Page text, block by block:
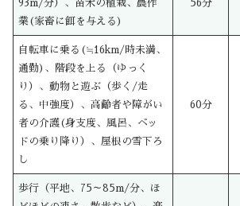
93m/分）、苗木の植栽、農作
業(家畜に餌を与える)
56分
自転車に乗る(≒16km/時未満、
通勤)、階段を上る（ゆっく
り）、動物と遊ぶ（歩く/走
る、中強度）、高齢者や障がい
者の介護(身支度、風呂、ベッ
ドの乗り降り）、屋根の雪下ろ
し
60分
歩行（平地、75～85m/分、ほ